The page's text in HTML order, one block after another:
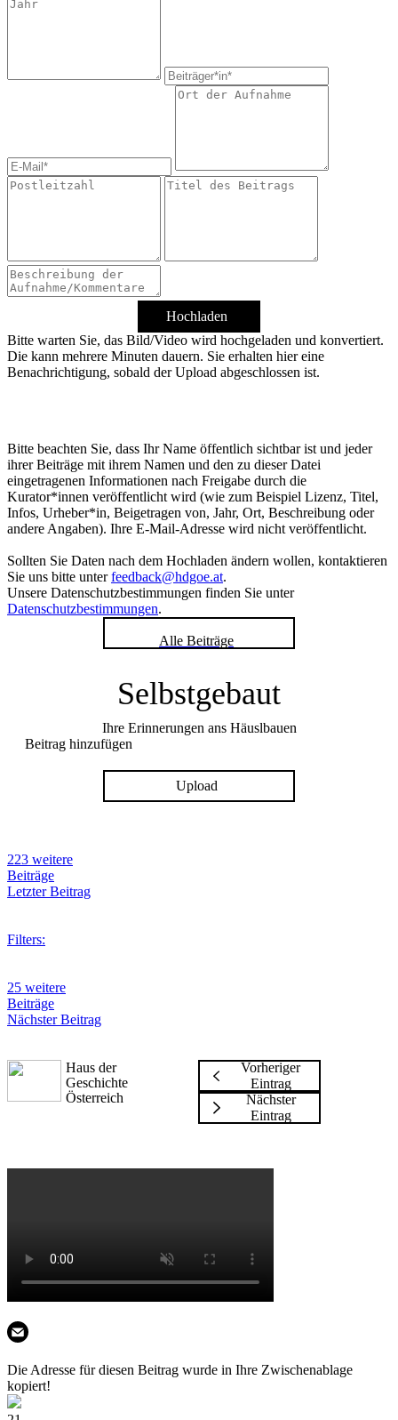
Hochladen
Bitte warten Sie, das Bild/Video wird hochgeladen und konvertiert.
Die kann mehrere Minuten dauern. Sie erhalten hier eine
Benachrichtigung, sobald der Upload abgeschlossen ist.
Bitte beachten Sie, dass Ihr Name öffentlich sichtbar ist und jeder
ihrer Beiträge mit ihrem Namen und den zu dieser Datei
eingetragenen Informationen nach Freigabe durch die
Kurator*innen veröffentlicht wird (wie zum Beispiel Lizenz, Titel,
Infos, Urheber*in, Beigetragen von, Jahr, Ort, Beschreibung oder
andere Angaben). Ihre E-Mail-Adresse wird nicht veröffentlicht.
Sollten Sie Daten nach dem Hochladen ändern wollen, kontaktieren
Sie uns bitte unterfeedback@hdgoe.at.
Unsere Datenschutzbestimmungen finden Sie unter
Datenschutzbestimmungen.
Alle Beiträge
Selbstgebaut
Ihre Erinnerungen ans Häuslbauen
Beitrag hinzufügen
Upload
223 weitere
Beiträge
Letzter Beitrag
Filters:
25 weitere
Beiträge
Nächster Beitrag
Haus der
Geschichte
Österreich
Vorheriger
Eintrag
Nächster
Eintrag
Die Adresse für diesen Beitrag wurde in Ihre Zwischenablage
kopiert!